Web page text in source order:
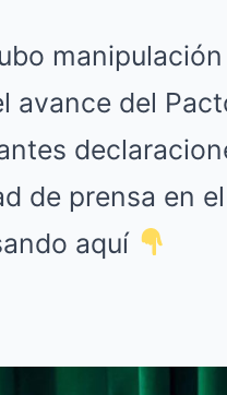
avance del
de prensa en
aquí